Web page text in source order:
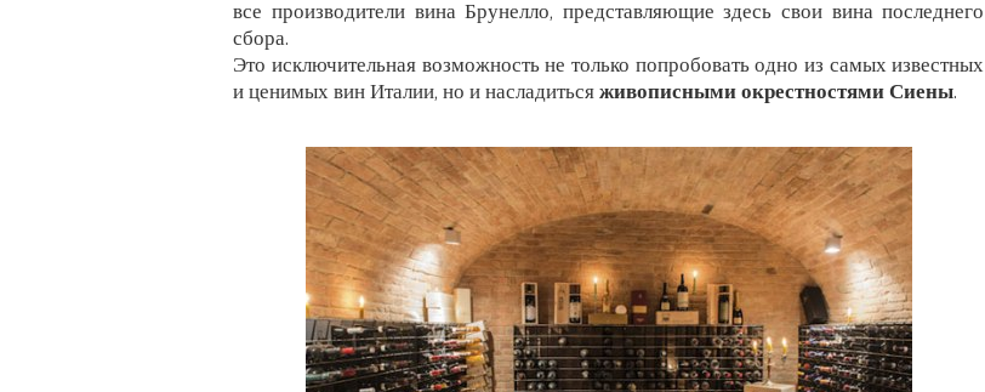
все производители вина Брунелло, представляющие здесь свои вина последнего
сбора.
Это исключительная возможность не только попробовать одно из самых известных
и ценимых вин Италии, но и насладитьсяживописными окрестностями Сиены.